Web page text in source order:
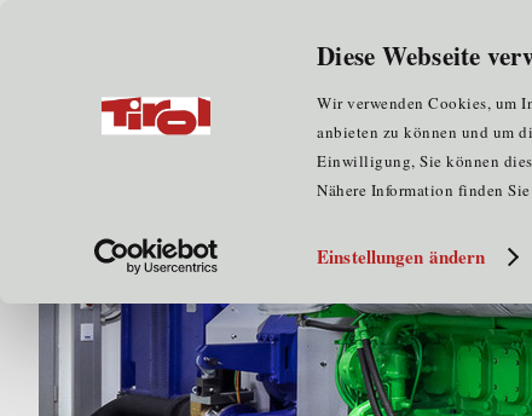
Diese Webseite
Wir verwenden Cookies, um
anbieten zu können und um
Einwilligung, Sie können
Nähere Information finden
Einstellungen ändern
Home Newsroom